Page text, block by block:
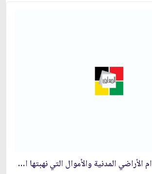
الموضوع:استخدام الأراضي المدنية والأموال التي نهبتها اسرة بهلوي لتشييد المساكن للمحرومين‏